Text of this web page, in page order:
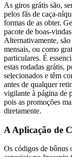
As giros grátis são,
pelos fãs de caça-
formas de as obter.
pacote de boas-
Alternativamente, são
mensais, ou como
particulares. É
estas rodadas grátis,
selecionados e têm
antes de qualquer
vigilante à página de
pois as promoções
diretamente.
A Aplicação de
Os códigos de bônus